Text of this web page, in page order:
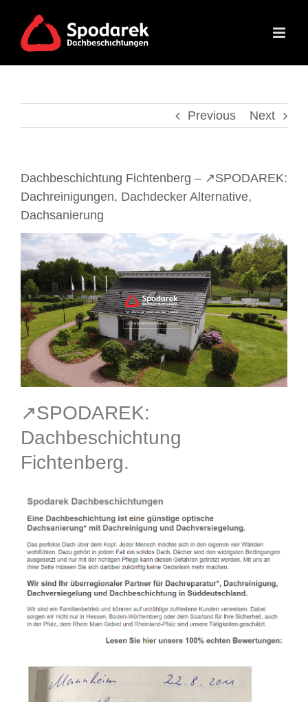
content
Previous Next
Dachbeschichtung Fichtenberg – ↗️SPODAREK:
Dachreinigungen, Dachdecker Alternative,
Dachsanierung
↗️SPODAREK:
Dachbeschichtung
Fichtenberg.